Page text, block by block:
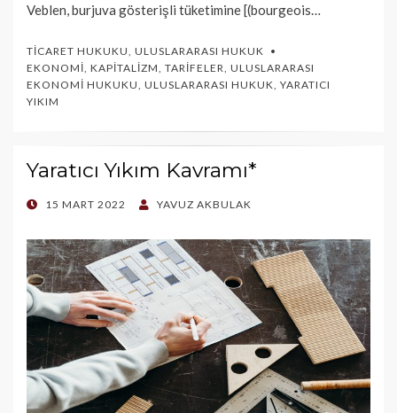
Veblen, burjuva gösterişli tüketimine [(bourgeois…
TICARET HUKUKU ULUSLARARASI HUKUK
EKONOMI KAPITALIZM TARIFELER ULUSLARARASI
EKONOMI HUKUKU ULUSLARARASI HUKUK YARATICI
YIKIM
Yaratıcı Yıkım Kavramı*
POSTED
15 MART 2022 YAVUZ AKBULAK